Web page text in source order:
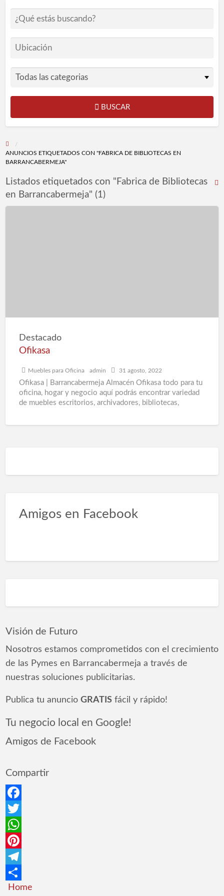
BUSCAR
ANUNCIOS ETIQUETADOS CON "FABRICA DE BIBLIOTECAS EN
BARRANCABERMEJA"
Listados etiquetados con "Fabrica de Bibliotecas
en Barrancabermeja" (1)
Destacado
Ofikasa
Muebles para Oficina admin 31 agosto, 2022
Ofikasa | Barrancabermeja Almacén Ofikasa todo para tu
oficina, hogar y negocio aquí podrás encontrar variedad
de muebles escritorios, archivadores, bibliotecas,
Amigos en Facebook
Visión de Futuro
Nosotros estamos comprometidos con el crecimiento
de las Pymes en Barrancabermeja a través de
nuestras soluciones publicitarias.
Publica tu anuncio GRATISfácil y rápido!
Tu negocio local en Google!
Amigos de Facebook
Compartir
Facebook
Twitter
WhatsApp
Pinterest
Telegram
Compartir
Home